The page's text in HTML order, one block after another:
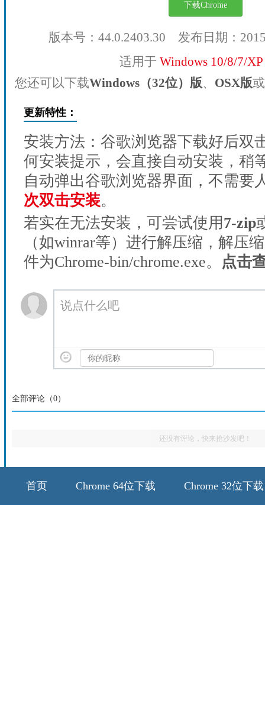
下载Chrome
版本号：44.0.2403.30 发布日期：
适用于 Windows 10/8/7/
您还可以下载Windows（32位）版、 OSX版或
更新特性：
安装方法：谷歌浏览器下载好后双
何安装提示，会直接自动安装，稍
自动弹出谷歌浏览器界面，不需要
次双击安装。
若实在无法安装，可尝试使用7-zip
（如winrar等）进行解压缩，解压
件为Chrome-bin/chrome.exe。
点击
说点什么吧
全部评论（0）
还没有评论，快来抢沙发吧！
首页 Chrome 64位下载 Chrome 32位下载